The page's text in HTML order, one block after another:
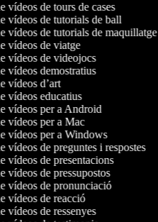
vídeos de tours de cases
vídeos de tutorials de ball
vídeos de tutorials de maquillatge
vídeos de viatge
vídeos de videojocs
vídeos demostratius
vídeos d’art
vídeos educatius
vídeos per a Android
vídeos per a Mac
vídeos per a Windows
vídeos de preguntes i respostes
vídeos de presentacions
vídeos de pressupostos
vídeos de pronunciació
vídeos de reacció
vídeos de ressenyes